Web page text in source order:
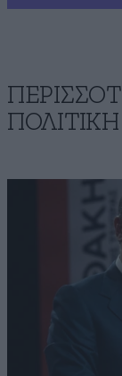
ΠΟΛΙΤΙΚΗ